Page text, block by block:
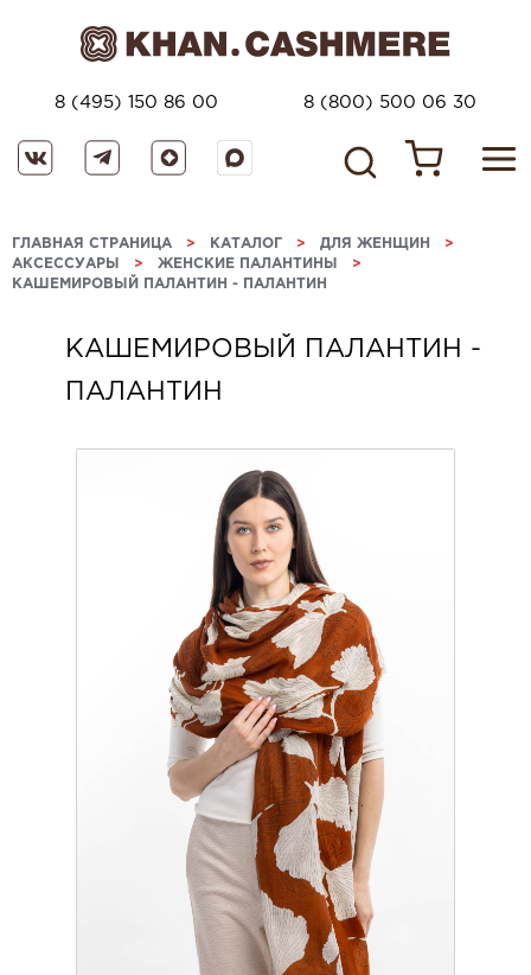
8 (495) 150 86 00 8 (800) 500 06 30
ГЛАВНАЯ СТРАНИЦА > КАТАЛОГ > ДЛЯ ЖЕНЩИН >
АКСЕССУАРЫ > ЖЕНСКИЕ ПАЛАНТИНЫ >
КАШЕМИРОВЫЙ ПАЛАНТИН - ПАЛАНТИН
КАШЕМИРОВЫЙ ПАЛАНТИН -
ПАЛАНТИН